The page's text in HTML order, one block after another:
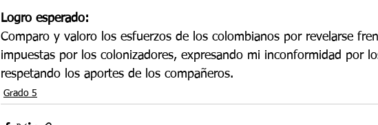
Logro esperado:
Comparo y valoro los esfuerzos de los colombianos por revelarse
impuestas por los colonizadores, expresando mi inconformidad por
respetando los aportes de los compañeros.
Grado 5